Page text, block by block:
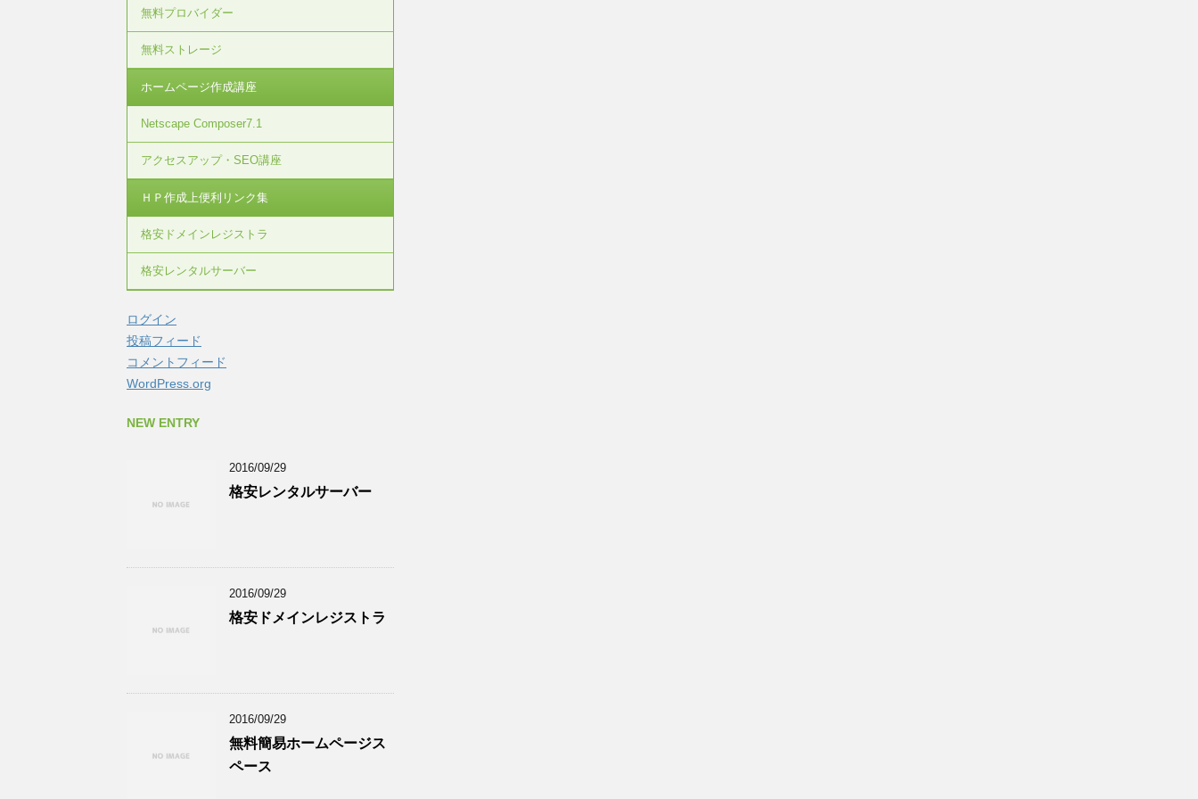
無料プロバイダー
無料ストレージ
ホームページ作成講座
Netscape Composer7.1
アクセスアップ・SEO講座
ＨＰ作成上便利リンク集
格安ドメインレジストラ
格安レンタルサーバー
ログイン
投稿フィード
コメントフィード
WordPress.org
NEW ENTRY
2016/09/29
格安レンタルサーバー
2016/09/29
格安ドメインレジストラ
2016/09/29
無料簡易ホームページス
ペース